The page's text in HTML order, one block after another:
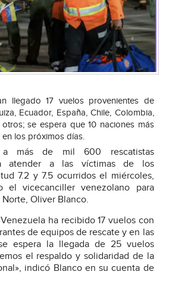
llegado 17 vuelos provenientes de
Ecuador, España, Chile, Colombia,
se espera que 10 naciones más
los próximos días.
a más de mil 600 rescatistas
atender a las víctimas de los
7.2 y 7.5 ocurridos el miércoles,
el vicecanciller venezolano para
Oliver Blanco.
ha recibido 17 vuelos con
de equipos de rescate y en las
espera la llegada de 25 vuelos
el respaldo y solidaridad de la
indicó Blanco en su cuenta de